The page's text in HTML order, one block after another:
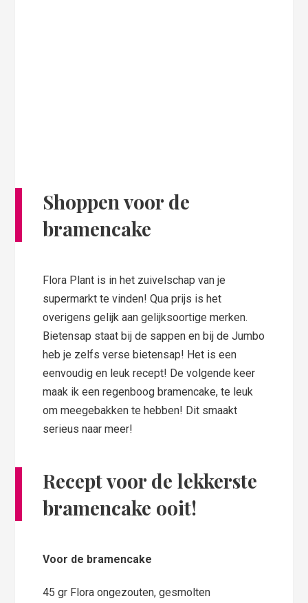
Shoppen voor de
bramencake
Flora Plant is in het zuivelschap van je
supermarkt te vinden! Qua prijs is het
overigens gelijk aan gelijksoortige merken.
Bietensap staat bij de sappen en bij de Jumbo
heb je zelfs verse bietensap! Het is een
eenvoudig en leuk recept! De volgende keer
maak ik een regenboog bramencake, te leuk
om meegebakken te hebben! Dit smaakt
serieus naar meer!
Recept voor de lekkerste
bramencake ooit!
Voor de bramencake
45 gr Flora ongezouten, gesmolten